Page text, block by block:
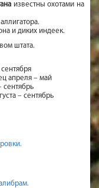
известны охотами на
и диких индеек.
штата.
апреля – май
сентябрь
– сентябрь